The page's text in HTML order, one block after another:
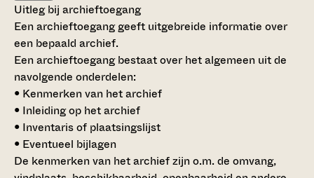
Uitleg bij archieftoegang
Een archieftoegang geeft uitgebreide informatie over
een bepaald archief.
Een archieftoegang bestaat over het algemeen uit de
navolgende onderdelen:
• Kenmerken van het archief
• Inleiding op het archief
• Inventaris of plaatsingslijst
• Eventueel bijlagen
De kenmerken van het archief zijn o.m. de omvang,